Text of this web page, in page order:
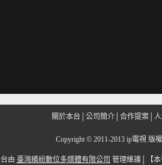
關於本台 公司簡介 合作提案
Copyright © 2011-2013 ip電視 版
由 臺灣繽紛數位多媒體有限公司 管理維護│ 【